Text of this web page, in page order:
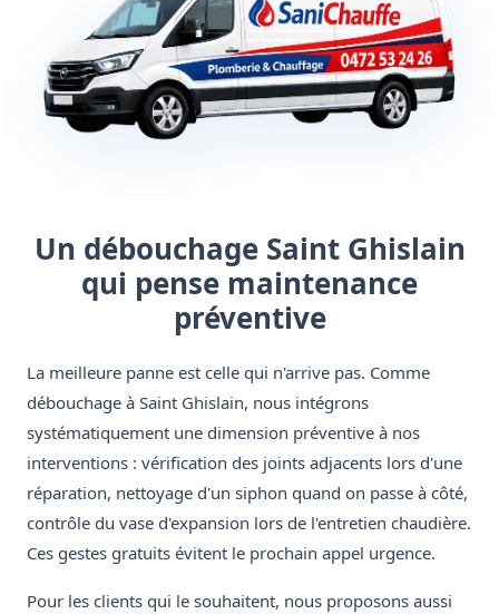
Un débouchage Saint Ghislain
qui pense maintenance
préventive
La meilleure panne est celle qui n'arrive pas. Comme
débouchage à Saint Ghislain, nous intégrons
systématiquement une dimension préventive à nos
interventions : vérification des joints adjacents lors d'une
réparation, nettoyage d'un siphon quand on passe à côté,
contrôle du vase d'expansion lors de l'entretien chaudière.
Ces gestes gratuits évitent le prochain appel urgence.
Pour les clients qui le souhaitent, nous proposons aussi